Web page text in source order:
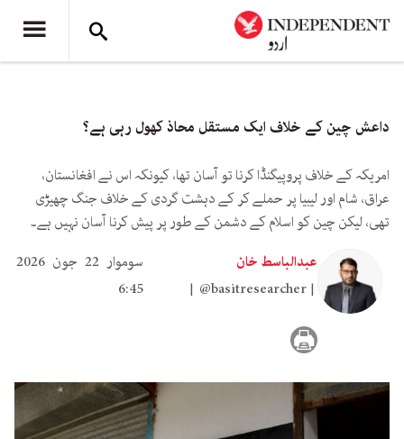
داعش چین کے خلاف ایک مستقل محاذ کھول رہی ہے؟
امریکہ کے خلاف پروپیگنڈا کرنا تو آسان تھا، کیونکہ اس نے افغانستان،
عراق، شام اور لیبیا پر حملے کر کے دہشت گردی کے خلاف جنگ چھیڑی
تھی، لیکن چین کو اسلام کے دشمن کے طور پر پیش کرنا آسان نہیں ہے۔
عبدالباسط خان
@basitresearcher
سوموار 22 جون 2026
6:45